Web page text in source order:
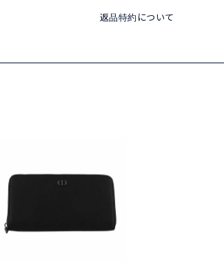
返品特約について